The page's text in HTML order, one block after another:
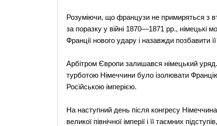
Розуміючи, що французи не примиряться з
за поразку у війні 1870—1871 рр., німецькі
Франції нового удару і назавжди позбавити
Арбітром Європи залишався німецький
турботою Німеччини було ізолювати
Російською імперією.
На наступний день після конгресу
великої північної імперії і її таємних